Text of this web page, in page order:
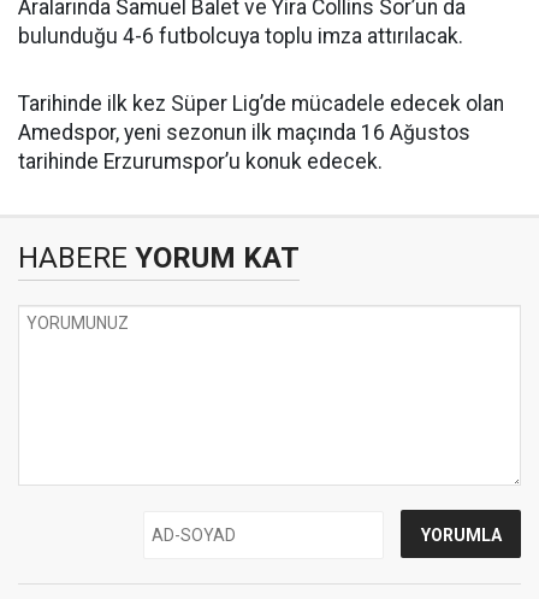
Aralarında Samuel Balet ve Yira Collins Sor’un da
bulunduğu 4-6 futbolcuya toplu imza attırılacak.
Tarihinde ilk kez Süper Lig’de mücadele edecek olan
Amedspor, yeni sezonun ilk maçında 16 Ağustos
tarihinde Erzurumspor’u konuk edecek.
HABERE YORUM KAT